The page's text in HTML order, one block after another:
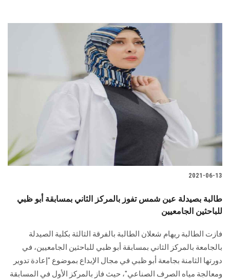
2021-06-13
طالبة بصيدلة عين شمس تفوز بالمركز الثاني بمسابقة أبو ظبي
للباحثين الجامعيين
فازت الطالبة ريهام شعلان الطالبة بالفرقة الثالثة بكلية الصيدلة
بالجامعة بالمركز الثاني بمسابقة أبو ظبي للباحثين الجامعيين، في
دورتها الثامنة بجامعة أبو ظبي في مجال الإبداع بموضوع "إعادة تدوير
ومعالجة مياه الصرف الصناعي"، حيث فاز بالمركز الأول في المسابقة